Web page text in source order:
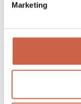
Marketing